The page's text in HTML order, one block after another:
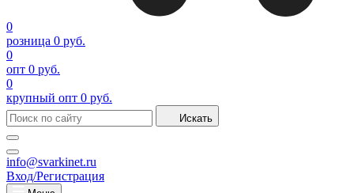
0
розница 0 руб.
0
опт 0 руб.
0
крупный опт 0 руб.
Искать
info@svarkinet.ru
Вход/Регистрация